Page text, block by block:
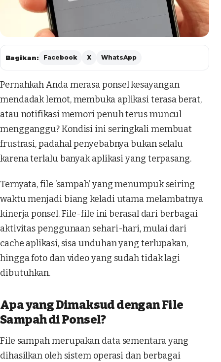
Bagikan: Facebook X WhatsApp
Pernahkah Anda merasa ponsel kesayangan
mendadak lemot, membuka aplikasi terasa berat,
atau notifikasi memori penuh terus muncul
mengganggu? Kondisi ini seringkali membuat
frustrasi, padahal penyebabnya bukan selalu
karena terlalu banyak aplikasi yang terpasang.
Ternyata, file ‘sampah’ yang menumpuk seiring
waktu menjadi biang keladi utama melambatnya
kinerja ponsel. File-file ini berasal dari berbagai
aktivitas penggunaan sehari-hari, mulai dari
cache aplikasi, sisa unduhan yang terlupakan,
hingga foto dan video yang sudah tidak lagi
dibutuhkan.
Apa yang Dimaksud dengan File
Sampah di Ponsel?
File sampah merupakan data sementara yang
dihasilkan oleh sistem operasi dan berbagai